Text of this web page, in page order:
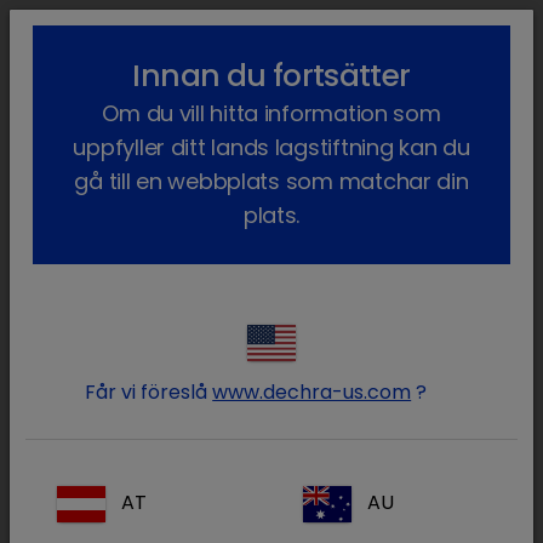
lock_outline search menu
Receptbelagda läkemedel
Dilaterol
Innan du fortsätter
Om du vill hitta information som
uppfyller ditt lands lagstiftning kan du
gå till en webbplats som matchar din
plats.
Får vi föreslåwww.dechra-us.com ?
AT AU